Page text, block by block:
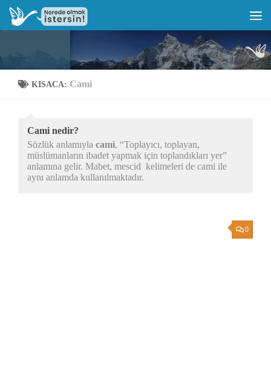
KISACA: Cami
Cami nedir?
Sözlük anlamıyla cami, “Toplayıcı, toplayan,
müslümanların ibadet yapmak için toplandıkları yer”
anlamına gelir. Mabet, mescid kelimeleri de cami ile
aynı anlamda kullanılmaktadır.
0